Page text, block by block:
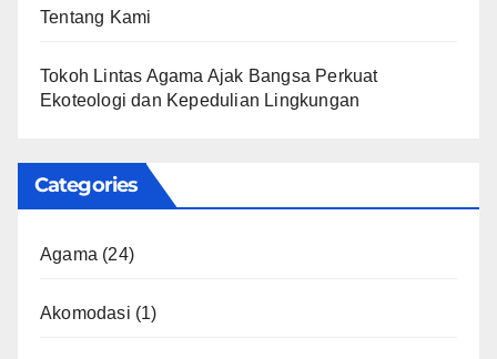
Tentang Kami
Tokoh Lintas Agama Ajak Bangsa Perkuat
Ekoteologi dan Kepedulian Lingkungan
Categories
Agama (24)
Akomodasi (1)